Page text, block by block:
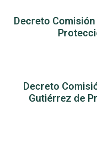
Decreto
Decreto
Gutiérrez de